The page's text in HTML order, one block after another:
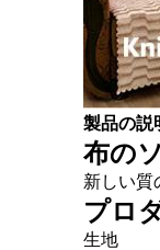
製品の説
布の
新しい質
プロ
生地